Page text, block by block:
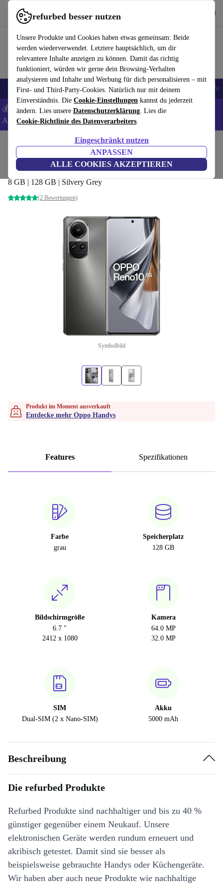
refurbed besser nutzen
Unsere Produkte und Cookies haben etwas gemeinsam: Beide
werden wiederverwendet. Letztere hauptsächlich, um dir
relevantere Inhalte anzeigen zu können. Damit das richtig
funktioniert, würden wir gerne dein Browsing-Verhalten
analysieren und Inhalte und Werbung für dich personalisieren – mit
First- und Third-Party-Cookies. Natürlich nur mit deinem
Einverständnis. Die Cookie-Einstellungen kannst du jederzeit
ändern. Lies unsere Datenschutzerklärung. Lies die
Cookie-Richtlinie des Datenverarbeiters.
Eingeschränkt nutzen
ANPASSEN
ALLE COOKIES AKZEPTIEREN
refurbed schnell und einfach nutzen
🎒 Back to school Handys Laptops Tablets Smartwatches Zubehör
💰 Extra -5% auf Samsung- und Google-Smartphones - Code:
ANDROID5 -AGB
Handys & Smartphones Oppo Handys
Oppo Reno 10 5G
8 GB | 128 GB | Silvery Grey
(2 Bewertungen)
Symbolbild
Produkt im Moment ausverkauft
Entdecke mehr Oppo Handys
Features Spezifikationen
Farbe
grau
Speicherplatz
128 GB
Bildschirmgröße
6.7 "
2412 x 1080
Kamera
64.0 MP
32.0 MP
SIM
Dual-SIM (2 x Nano-SIM)
Akku
5000 mAh
Beschreibung
Die refurbed Produkte
Refurbed Produkte sind nachhaltiger und bis zu 40 %
günstiger gegenüber einem Neukauf. Unsere
elektronischen Geräte werden rundum erneuert und
akribisch getestet. Damit sind sie besser als
beispielsweise gebrauchte Handys oder Küchengeräte.
Wir haben aber auch neue Produkte wie nachhaltige